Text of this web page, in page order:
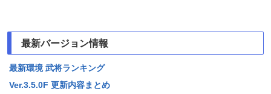
最新バージョン情報
最新環境 武将ランキング
Ver.3.5.0F 更新内容まとめ